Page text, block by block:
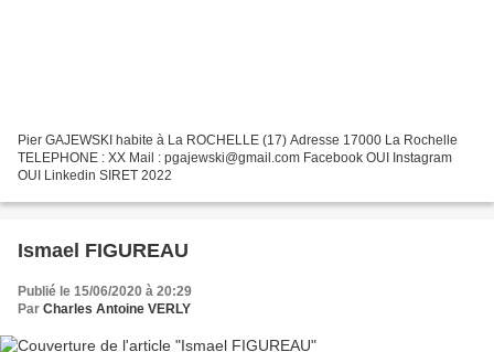
Pier GAJEWSKI habite à La ROCHELLE (17) Adresse 17000 La Rochelle
TELEPHONE : XX Mail : pgajewski@gmail.com Facebook OUI Instagram
OUI Linkedin SIRET 2022
Ismael FIGUREAU
Publié le 15/06/2020 à 20:29
Par Charles Antoine VERLY